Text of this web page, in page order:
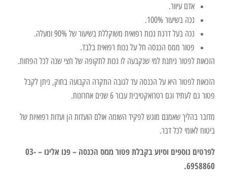
אדם עיוור.
נכה בשיעור 100%.
נכה בעל דרגת נכות רפואית משוקללת בשיעור של 90% ומעלה.
פטור ממס הכנסה חל על נכות רפואית בלבד.
הזכאות לפטור ניתנת למי שנקבעה לו נכות לתקופה של חצי שנה לכל הפחות.
הזכאות לפטור היא על הכנסה עד לגובה התקרה הקבועה בחוק, ניתן לקבל
פטור גם לעתיד וגם רטרואקטיבית עבור 6 שנים אחרונות.
מדובר בהליך שאמנם מוגש לפקיד השומה אולם הועדות הן ועדות רפואיות של
ביטוח לאומי לכל דבר.
לפרטים נוספים וסיוע בקבלת פטור ממס הכנסה – פנו אלינו – 03-
6958860.